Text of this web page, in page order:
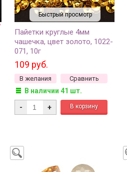
Быстрый просмотр
Пайетки круглые 4мм
чашечка, цвет золото, 1022-
071, 10г
109 руб.
В желания Сравнить
В наличии 41 шт.
- +